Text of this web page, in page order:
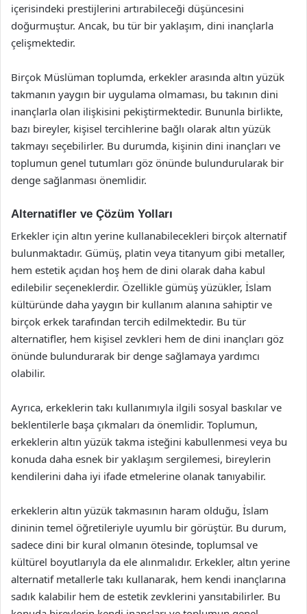
içerisindeki prestijlerini artırabileceği düşüncesini
doğurmuştur. Ancak, bu tür bir yaklaşım, dini inançlarla
çelişmektedir.
Birçok Müslüman toplumda, erkekler arasında altın yüzük
takmanın yaygın bir uygulama olmaması, bu takının dini
inançlarla olan ilişkisini pekiştirmektedir. Bununla birlikte,
bazı bireyler, kişisel tercihlerine bağlı olarak altın yüzük
takmayı seçebilirler. Bu durumda, kişinin dini inançları ve
toplumun genel tutumları göz önünde bulundurularak bir
denge sağlanması önemlidir.
Alternatifler ve Çözüm Yolları
Erkekler için altın yerine kullanabilecekleri birçok alternatif
bulunmaktadır. Gümüş, platin veya titanyum gibi metaller,
hem estetik açıdan hoş hem de dini olarak daha kabul
edilebilir seçeneklerdir. Özellikle gümüş yüzükler, İslam
kültüründe daha yaygın bir kullanım alanına sahiptir ve
birçok erkek tarafından tercih edilmektedir. Bu tür
alternatifler, hem kişisel zevkleri hem de dini inançları göz
önünde bulundurarak bir denge sağlamaya yardımcı
olabilir.
Ayrıca, erkeklerin takı kullanımıyla ilgili sosyal baskılar ve
beklentilerle başa çıkmaları da önemlidir. Toplumun,
erkeklerin altın yüzük takma isteğini kabullenmesi veya bu
konuda daha esnek bir yaklaşım sergilemesi, bireylerin
kendilerini daha iyi ifade etmelerine olanak tanıyabilir.
erkeklerin altın yüzük takmasının haram olduğu, İslam
dininin temel öğretileriyle uyumlu bir görüştür. Bu durum,
sadece dini bir kural olmanın ötesinde, toplumsal ve
kültürel boyutlarıyla da ele alınmalıdır. Erkekler, altın yerine
alternatif metallerle takı kullanarak, hem kendi inançlarına
sadık kalabilir hem de estetik zevklerini yansıtabilirler. Bu